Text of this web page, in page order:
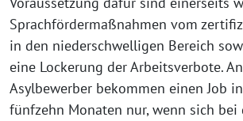
Sprachfördermaßnahmen vom
in den niederschwelligen Bereich
eine Lockerung der Arbeitsverbote.
Asylbewerber bekommen einen Job
fünfzehn Monaten nur, wenn sich bei